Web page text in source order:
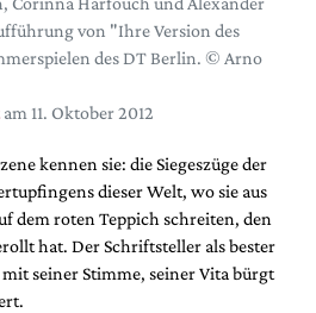
von "Ihre Version des
des DT Berlin. © Arno
am 11. Oktober 2012
kennen sie: die Siegeszüge der
dieser Welt, wo sie aus
dem roten Teppich schreiten, den
hat. Der Schriftsteller als bester
seiner Stimme, seiner Vita bürgt